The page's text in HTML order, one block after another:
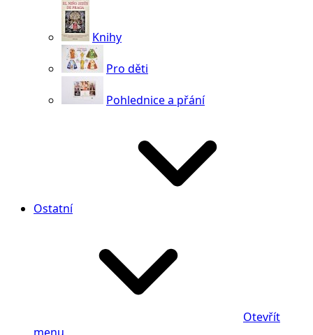
Knihy
Pro děti
Pohlednice a přání
Ostatní
Otevřít